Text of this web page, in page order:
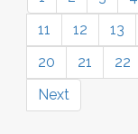
11
12 13
20
21 22
Next